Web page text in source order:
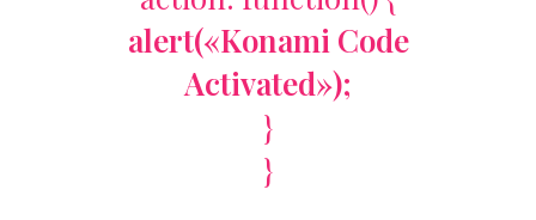
alert(«Konami Code
Activated»);
}
}